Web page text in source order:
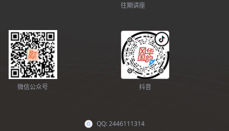
往期讲座
微信公众号 抖音
QQ: 2446111314